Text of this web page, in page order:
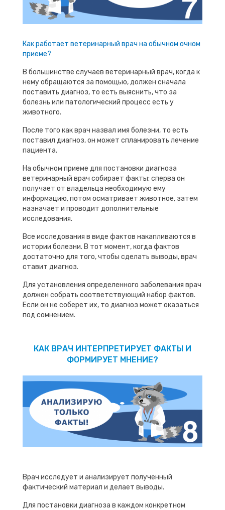
Как работает ветеринарный врач на обычном очном
приеме?
В большинстве случаев ветеринарный врач, когда к
нему обращаются за помощью, должен сначала
поставить диагноз, то есть выяснить, что за
болезнь или патологический процесс есть у
животного.
После того как врач назвал имя болезни, то есть
поставил диагноз, он может спланировать лечение
пациента.
На обычном приеме для постановки диагноза
ветеринарный врач собирает факты: сперва он
получает от владельца необходимую ему
информацию, потом осматривает животное, затем
назначает и проводит дополнительные
исследования.
Все исследования в виде фактов накапливаются в
истории болезни. В тот момент, когда фактов
достаточно для того, чтобы сделать выводы, врач
ставит диагноз.
Для установления определенного заболевания врач
должен собрать соответствующий набор фактов.
Если он не соберет их, то диагноз может оказаться
под сомнением.
КАК ВРАЧ ИНТЕРПРЕТИРУЕТ ФАКТЫ И
ФОРМИРУЕТ МНЕНИЕ?
Врач исследует и анализирует полученный
фактический материал и делает выводы.
Для постановки диагноза в каждом конкретном